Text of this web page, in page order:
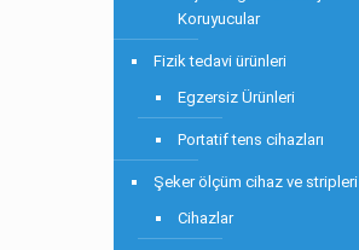
Koruyucular
Fizik tedavi ürünleri
Egzersiz Ürünleri
Portatif tens cihazları
Şeker ölçüm cihaz ve stripleri
Cihazlar